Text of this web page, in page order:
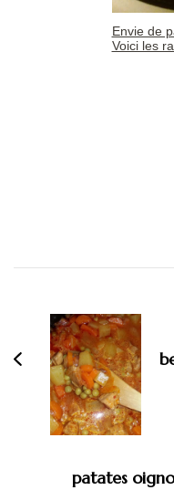
Envie de
Voici les
d'article
patates